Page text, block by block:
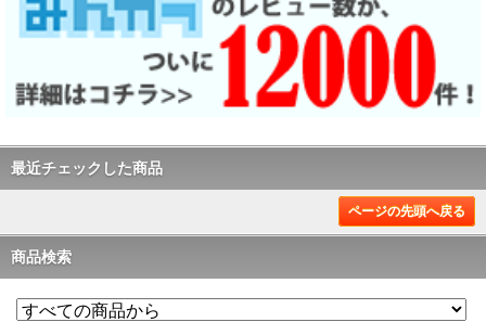
最近チェックした商品
ページの先頭へ戻る
商品検索